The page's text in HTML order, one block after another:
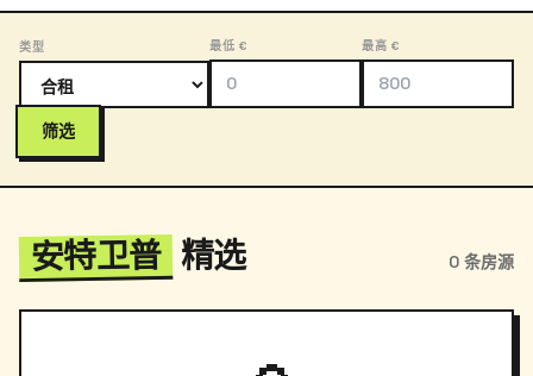
类型 最低 € 最高 €
筛选
安特卫普 精选 0 条房源